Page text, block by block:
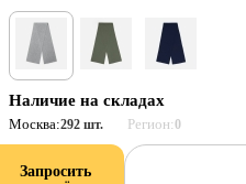
Наличие на складах
Москва:292 шт. Регион:0
Запросить